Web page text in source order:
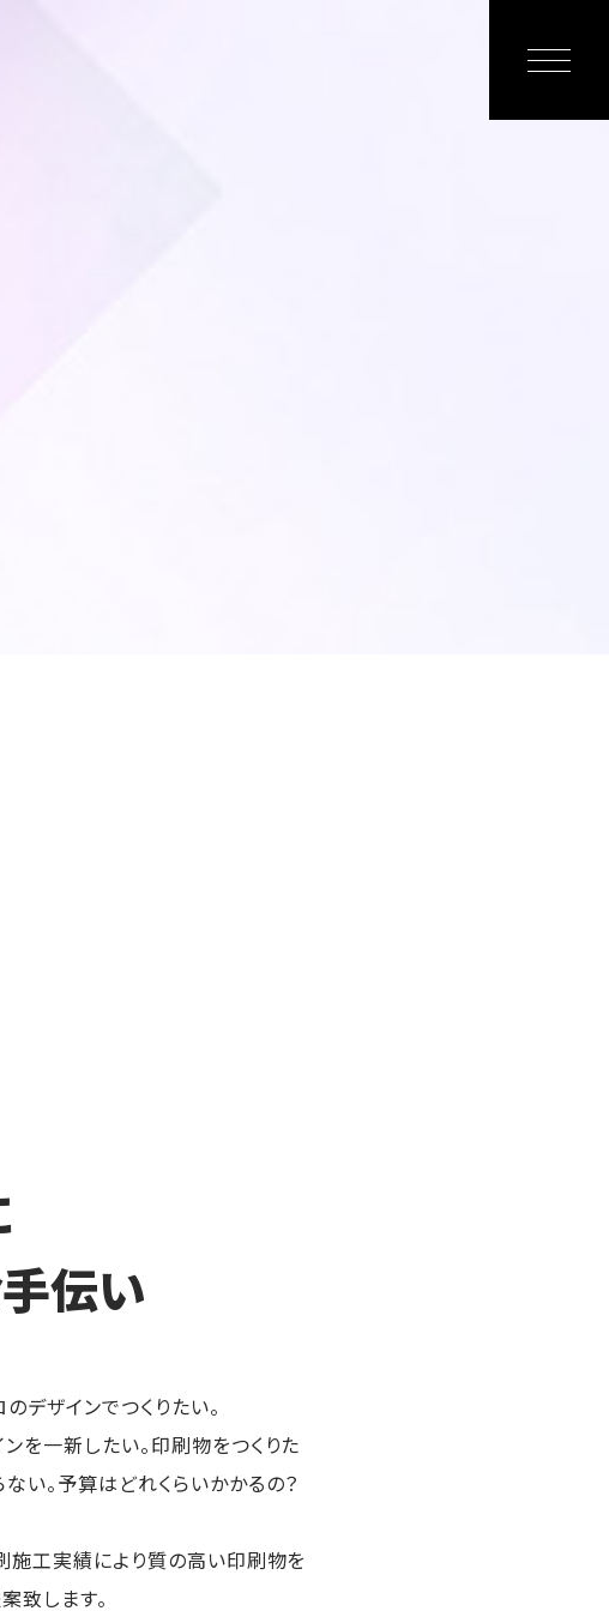
伝い
デザインでつくりたい。
を一新したい。印刷物をつくりた
い。予算はどれくらいかかるの？
施工実績により質の高い印刷物を
致します。